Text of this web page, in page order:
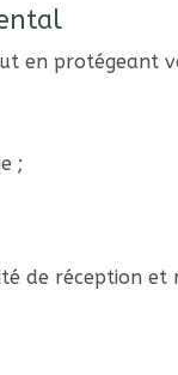
en protégeant
;
de réception et